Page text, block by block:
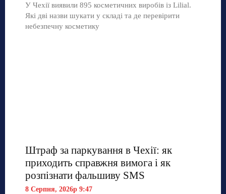
У Чехії виявили 895 косметичних виробів із Lilial.
Які дві назви шукати у складі та де перевірити
небезпечну косметику
Штраф за паркування в Чехії: як
приходить справжня вимога і як
розпізнати фальшиву SMS
8 Серпня, 2026р 9:47